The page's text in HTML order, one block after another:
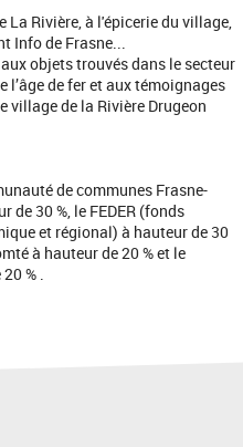
Rivière, à l'épicerie du village,
de Frasne...
objets trouvés dans le secteur
de fer et aux témoignages
village de la Rivière Drugeon
de communes Frasne-
de 30 %, le FEDER (fonds
et régional) à hauteur de 30
à hauteur de 20 % et le
% .